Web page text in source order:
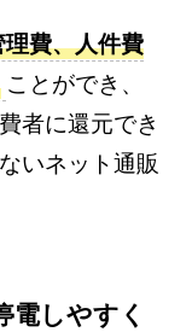
費、人件費
ことができ、
者に還元でき
いネット通販
電しやすく